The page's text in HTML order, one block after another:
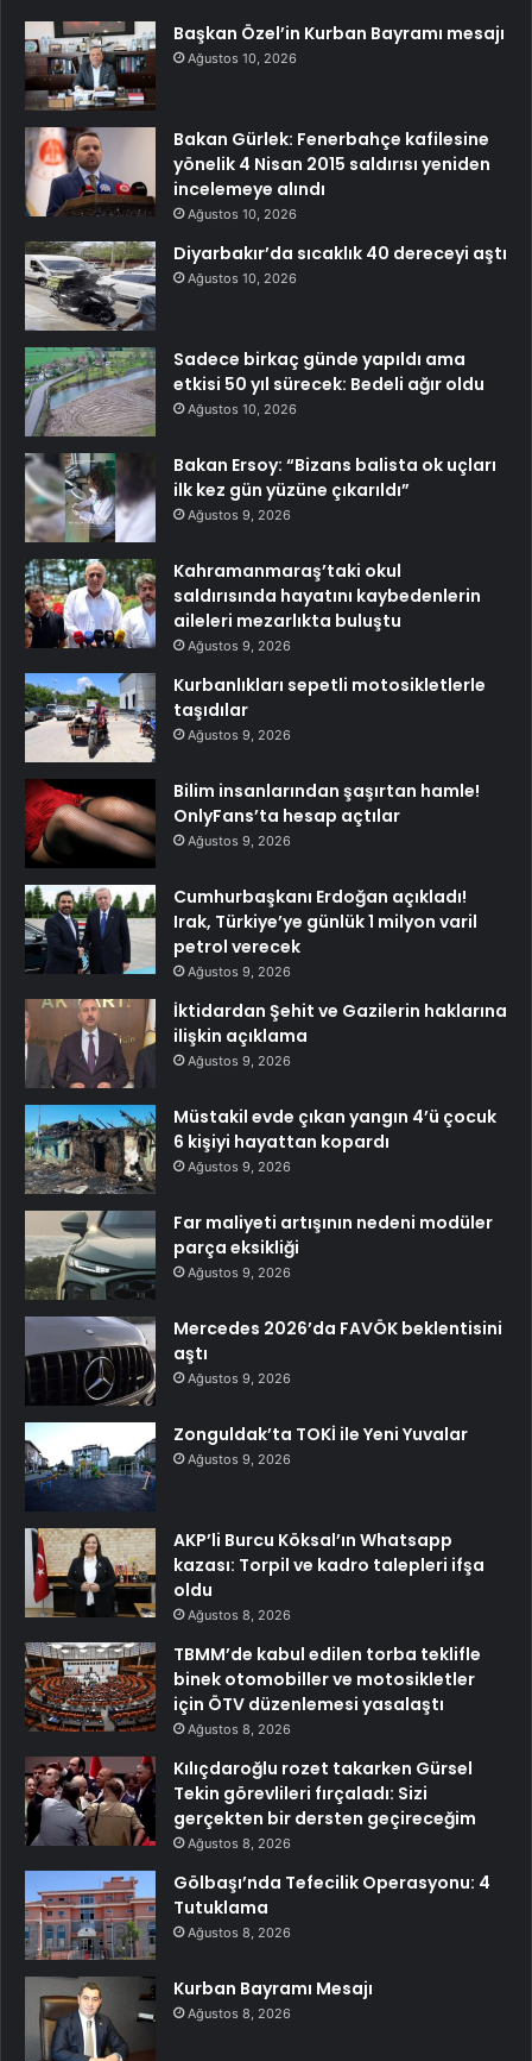
Başkan Özel’in Kurban Bayramı mesajı
Ağustos 10, 2026
Bakan Gürlek: Fenerbahçe kafilesine
yönelik 4 Nisan 2015 saldırısı yeniden
incelemeye alındı
Ağustos 10, 2026
Diyarbakır’da sıcaklık 40 dereceyi aştı
Ağustos 10, 2026
Sadece birkaç günde yapıldı ama
etkisi 50 yıl sürecek: Bedeli ağır oldu
Ağustos 10, 2026
Bakan Ersoy: “Bizans balista ok uçları
ilk kez gün yüzüne çıkarıldı”
Ağustos 9, 2026
Kahramanmaraş’taki okul
saldırısında hayatını kaybedenlerin
aileleri mezarlıkta buluştu
Ağustos 9, 2026
Kurbanlıkları sepetli motosikletlerle
taşıdılar
Ağustos 9, 2026
Bilim insanlarından şaşırtan hamle!
OnlyFans’ta hesap açtılar
Ağustos 9, 2026
Cumhurbaşkanı Erdoğan açıkladı!
Irak, Türkiye’ye günlük 1 milyon varil
petrol verecek
Ağustos 9, 2026
İktidardan Şehit ve Gazilerin haklarına
ilişkin açıklama
Ağustos 9, 2026
Müstakil evde çıkan yangın 4’ü çocuk
6 kişiyi hayattan kopardı
Ağustos 9, 2026
Far maliyeti artışının nedeni modüler
parça eksikliği
Ağustos 9, 2026
Mercedes 2026’da FAVÖK beklentisini
aştı
Ağustos 9, 2026
Zonguldak’ta TOKİ ile Yeni Yuvalar
Ağustos 9, 2026
AKP’li Burcu Köksal’ın Whatsapp
kazası: Torpil ve kadro talepleri ifşa
oldu
Ağustos 8, 2026
TBMM’de kabul edilen torba teklifle
binek otomobiller ve motosikletler
için ÖTV düzenlemesi yasalaştı
Ağustos 8, 2026
Kılıçdaroğlu rozet takarken Gürsel
Tekin görevlileri fırçaladı: Sizi
gerçekten bir dersten geçireceğim
Ağustos 8, 2026
Gölbaşı’nda Tefecilik Operasyonu: 4
Tutuklama
Ağustos 8, 2026
Kurban Bayramı Mesajı
Ağustos 8, 2026